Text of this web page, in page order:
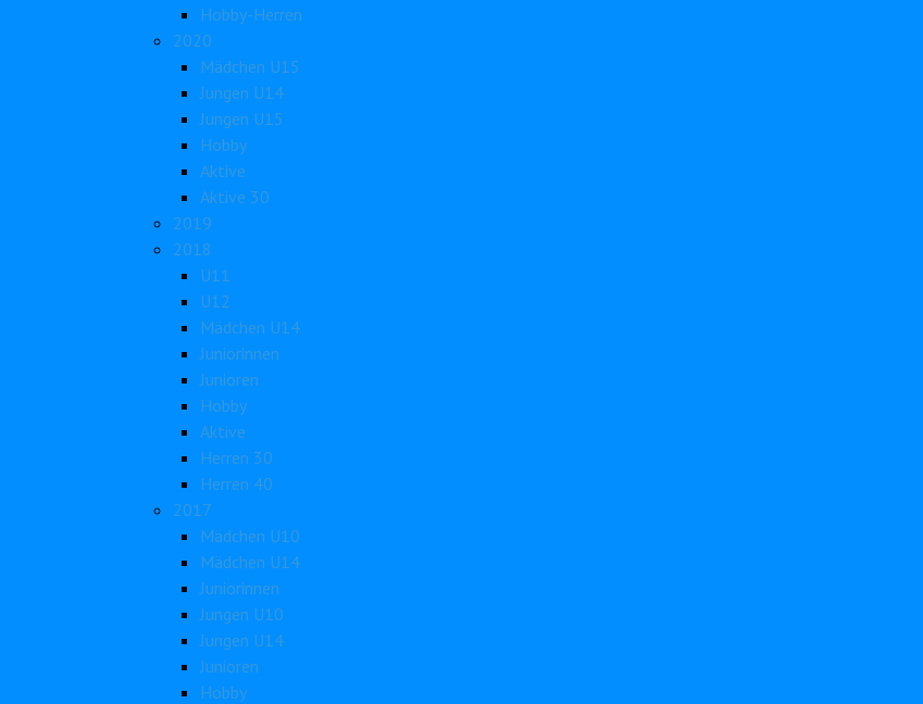
Hobby-Herren
2020
Mädchen U15
Jungen U14
Jungen U15
Hobby
Aktive
Aktive 30
2019
2018
U11
U12
Mädchen U14
Juniorinnen
Junioren
Hobby
Aktive
Herren 30
Herren 40
2017
Mädchen U10
Mädchen U14
Juniorinnen
Jungen U10
Jungen U14
Junioren
Hobby